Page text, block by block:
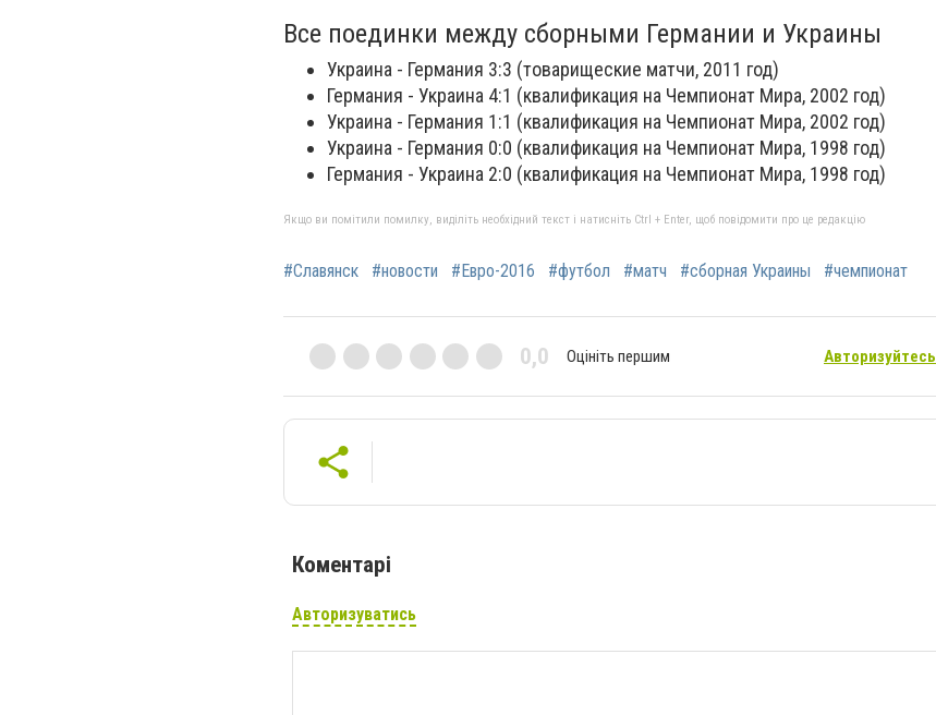
Все поединки между сборными Германии и Украины
Украина - Германия 3:3 (товарищеские матчи, 2011 год)
Германия - Украина 4:1 (квалификация на Чемпионат Мира, 2002 год)
Украина - Германия 1:1 (квалификация на Чемпионат Мира, 2002 год)
Украина - Германия 0:0 (квалификация на Чемпионат Мира, 1998 год)
Германия - Украина 2:0 (квалификация на Чемпионат Мира, 1998 год)
Якщо ви помітили помилку, виділіть необхідний текст і натисніть Ctrl + Enter, щоб повідомити про це редакцію
#Славянск #новости #Евро-2016 #футбол #матч #сборная Украины #чемпионат
0,0 Оцініть першим Авторизуйтесь
Коментарі
Авторизуватись